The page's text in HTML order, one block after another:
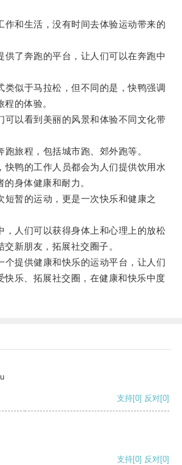
和生活，没有时间去体验运动带来的
了奔跑的平台，让人们可以在奔跑中
似于马拉松，但不同的是，快鸭强调
的体验。
以看到美丽的风景和体验不同文化带
旅程，包括城市跑、郊外跑等。
鸭的工作人员都会为人们提供饮用水
身体健康和耐力。
暂的运动，更是一次快乐和健康之
人们可以获得身体上和心理上的放松
新朋友，拓展社交圈子。
提供健康和快乐的运动平台，让人们
快乐、拓展社交圈，在健康和快乐中度
支持[0] 反对[0]
支持[0] 反对[0]